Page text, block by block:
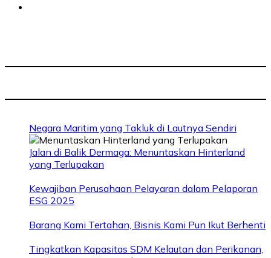
Negara Maritim yang Takluk di Lautnya Sendiri
Jalan di Balik Dermaga: Menuntaskan Hinterland
yang Terlupakan
Kewajiban Perusahaan Pelayaran dalam Pelaporan
ESG 2025
Barang Kami Tertahan, Bisnis Kami Pun Ikut Berhenti
Tingkatkan Kapasitas SDM Kelautan dan Perikanan,